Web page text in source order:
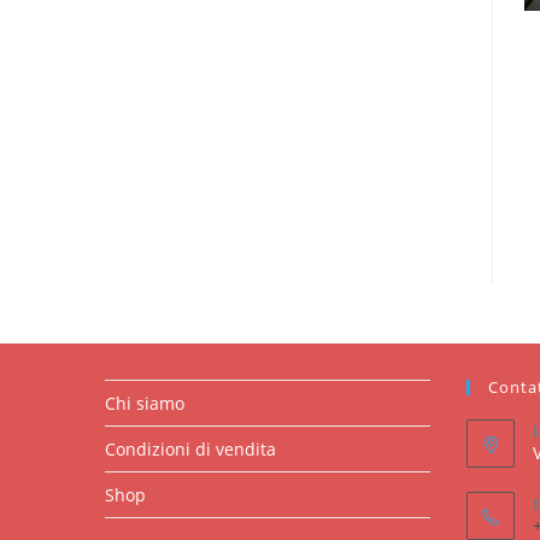
Chi siamo
Condizioni di vendita
Shop